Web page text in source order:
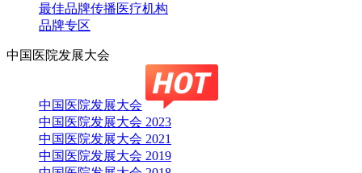
最佳品牌传播医疗机构
品牌专区
中国医院发展大会
中国医院发展大会
中国医院发展大会 2023
中国医院发展大会 2021
中国医院发展大会 2019